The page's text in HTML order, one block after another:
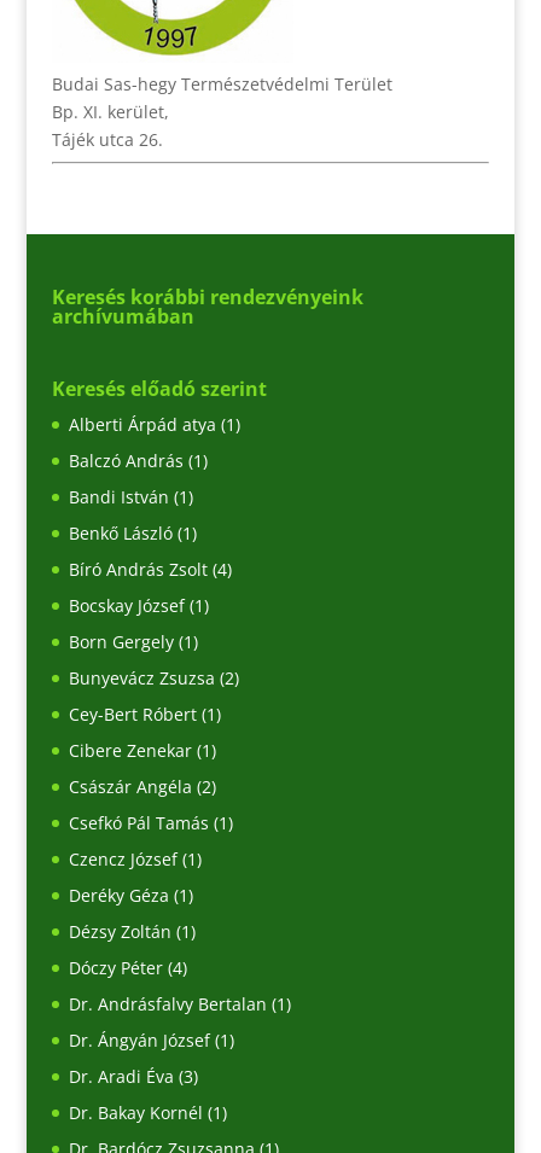
Budai Sas-hegy Természetvédelmi Terület
Bp. XI. kerület,
Tájék utca 26.
Keresés korábbi rendezvényeink
archívumában
Keresés előadó szerint
Alberti Árpád atya (1)
Balczó András (1)
Bandi István (1)
Benkő László(1)
Bíró András Zsolt(4)
Bocskay József(1)
Born Gergely(1)
Bunyevácz Zsuzsa (2)
Cey-Bert Róbert(1)
Cibere Zenekar(1)
Császár Angéla (2)
Csefkó Pál Tamás (1)
Czencz József(1)
Deréky Géza (1)
Dézsy Zoltán (1)
Dóczy Péter(4)
Dr. Andrásfalvy Bertalan (1)
Dr. Ángyán József(1)
Dr. Aradi Éva (3)
Dr. Bakay Kornél (1)